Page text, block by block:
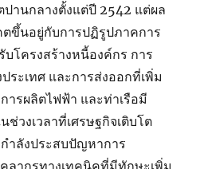
ปานกลางตั้งแต่ปี 2542 แต่ผล
ตขึ้นอยู่กับการปฏิรูปภาคการ
บโครงสร้างหนี้องค์กร การ
ระเทศ และการส่งออกที่เพิ่ม
รผลิตไฟฟ้า และท่าเรือมี
ช่วงเวลาที่เศรษฐกิจเติบโต
กำลังประสบปัญหาการ
ลากรทางเทคนิคที่มีทักษะเพิ่ม